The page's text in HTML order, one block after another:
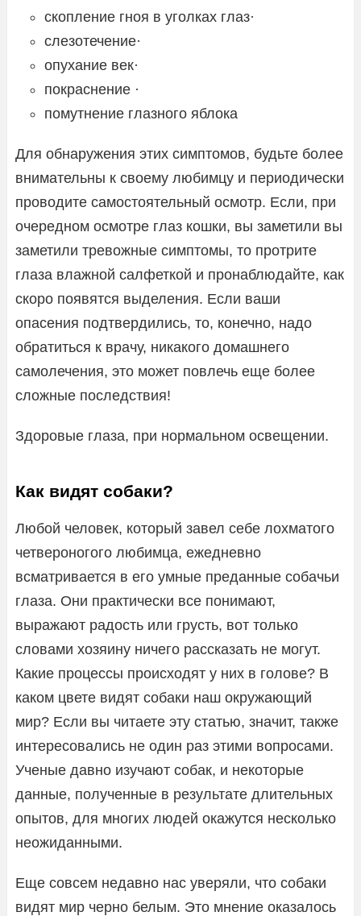
скопление гноя в уголках глаз·
слезотечение·
опухание век·
покраснение ·
помутнение глазного яблока
Для обнаружения этих симптомов, будьте более
внимательны к своему любимцу и периодически
проводите самостоятельный осмотр. Если, при
очередном осмотре глаз кошки, вы заметили вы
заметили тревожные симптомы, то протрите
глаза влажной салфеткой и пронаблюдайте, как
скоро появятся выделения. Если ваши
опасения подтвердились, то, конечно, надо
обратиться к врачу, никакого домашнего
самолечения, это может повлечь еще более
сложные последствия!
Здоровые глаза, при нормальном освещении.
Как видят собаки?
Любой человек, который завел себе лохматого
четвероногого любимца, ежедневно
всматривается в его умные преданные собачьи
глаза. Они практически все понимают,
выражают радость или грусть, вот только
словами хозяину ничего рассказать не могут.
Какие процессы происходят у них в голове? В
каком цвете видят собаки наш окружающий
мир? Если вы читаете эту статью, значит, также
интересовались не один раз этими вопросами.
Ученые давно изучают собак, и некоторые
данные, полученные в результате длительных
опытов, для многих людей окажутся несколько
неожиданными.
Еще совсем недавно нас уверяли, что собаки
видят мир черно белым. Это мнение оказалось